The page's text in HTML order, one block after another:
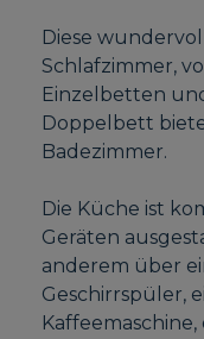
Diese
Schlafzimmer,
Einzelbetten
Doppelbett
Badezimmer.
Die Küche ist
Geräten
anderem über
Geschirrspüler,